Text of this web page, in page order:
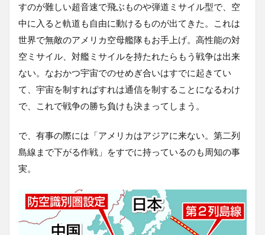
すのが難しい超音速で飛ぶものや弾道ミサイル型で、空
中に入ると軌道も自由に動けるものが出てきた。これは
世界で無敵のアメリカ空母艦隊もお手上げ。高性能の対
空ミサイル、対艦ミサイルを持たれたらもう戦争は出来
ない。なおかつ宇宙でのせめぎ合いはすでに起きてい
て、宇宙を制すればすれは通信を制することになるわけ
で、これで戦争の勝ち負けも決まってしまう。
で、有事の際には「アメリカはアジアに来ない。第二列
島線まで下がる作戦」をすでに持っているのも周知の事
実。